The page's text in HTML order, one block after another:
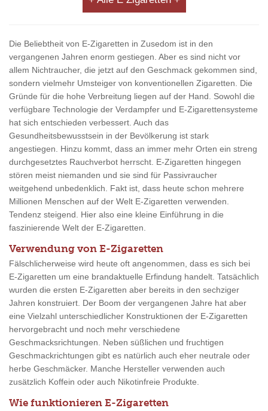
Die Beliebtheit von E-Zigaretten in Zusedom ist in den
vergangenen Jahren enorm gestiegen. Aber es sind nicht vor
allem Nichtraucher, die jetzt auf den Geschmack gekommen sind,
sondern vielmehr Umsteiger von konventionellen Zigaretten. Die
Gründe für die hohe Verbreitung liegen auf der Hand. Sowohl die
verfügbare Technologie der Verdampfer und E-Zigarettensysteme
hat sich entschieden verbessert. Auch das
Gesundheitsbewusstsein in der Bevölkerung ist stark
angestiegen. Hinzu kommt, dass an immer mehr Orten ein streng
durchgesetztes Rauchverbot herrscht. E-Zigaretten hingegen
stören meist niemanden und sie sind für Passivraucher
weitgehend unbedenklich. Fakt ist, dass heute schon mehrere
Millionen Menschen auf der Welt E-Zigaretten verwenden.
Tendenz steigend. Hier also eine kleine Einführung in die
faszinierende Welt der E-Zigaretten.
Verwendung von E-Zigaretten
Fälschlicherweise wird heute oft angenommen, dass es sich bei
E-Zigaretten um eine brandaktuelle Erfindung handelt. Tatsächlich
wurden die ersten E-Zigaretten aber bereits in den sechziger
Jahren konstruiert. Der Boom der vergangenen Jahre hat aber
eine Vielzahl unterschiedlicher Konstruktionen der E-Zigaretten
hervorgebracht und noch mehr verschiedene
Geschmacksrichtungen. Neben süßlichen und fruchtigen
Geschmackrichtungen gibt es natürlich auch eher neutrale oder
herbe Geschmäcker. Manche Hersteller verwenden auch
zusätzlich Koffein oder auch Nikotinfreie Produkte.
Wie funktionieren E-Zigaretten